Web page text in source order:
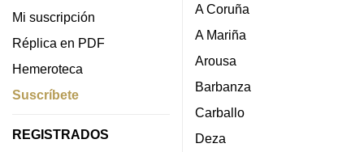
Mi suscripción
Réplica en PDF
Hemeroteca
Suscríbete
REGISTRADOS
A Coruña
A Mariña
Arousa
Barbanza
Carballo
Deza